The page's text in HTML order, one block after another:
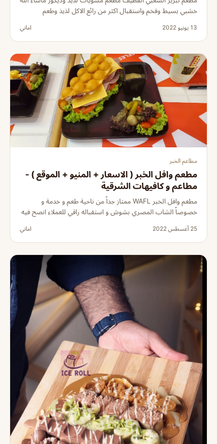
خشبي بسيط وفخم واستقبال اكثر من رائع الاكل لذيذ وطعم
13 يونيو 2022 اماني
مطاعم الخبر
مطعم وافل الخبر ( الاسعار + المنيو + الموقع ) -
مطاعم و كافيهات الشرقية
مطعم وافل الخبر WAFL ممتاز جداً من ناحية طعم و خدمة و
خصوصاً الشاب المصري بشوش و استقباله راقي للعملاء انصح فيه
25 أغسطس 2022 اماني